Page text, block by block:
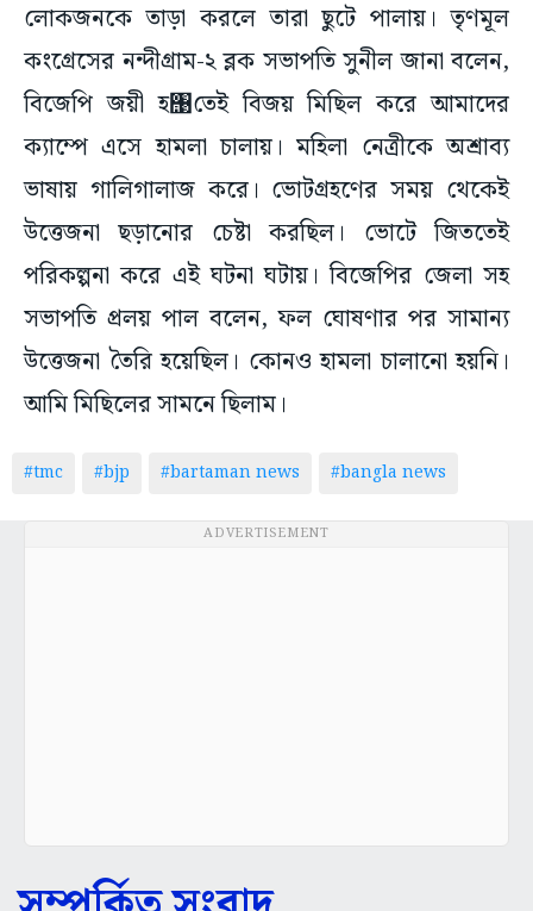
লোকজনকে তাড়া করলে তারা ছুটে পালায়। তৃণমূল
কংগ্রেসের নন্দীগ্রাম-২ ব্লক সভাপতি সুনীল জানা বলেন,
বিজেপি জয়ী হ঩তেই বিজয় মিছিল করে আমাদের
ক্যাম্পে এসে হামলা চালায়। মহিলা নেত্রীকে অশ্রাব্য
ভাষায় গালিগালাজ করে। ভোটগ্রহণের সময় থেকেই
উত্তেজনা ছড়ানোর চেষ্টা করছিল। ভোটে জিততেই
পরিকল্পনা করে এই ঘটনা ঘটায়। বিজেপির জেলা সহ
সভাপতি প্রলয় পাল বলেন, ফল ঘোষণার পর সামান্য
উত্তেজনা তৈরি হয়েছিল। কোনও হামলা চালানো হয়নি।
আমি মিছিলের সামনে ছিলাম।
#tmc #bjp #bartaman news #bangla news
ADVERTISEMENT